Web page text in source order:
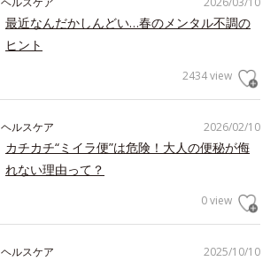
最近なんだかしんどい…春のメンタル不調の
ヒント
2434 view
2026/02/10
ヘルスケア
カチカチ“ミイラ便”は危険！大人の便秘が侮
れない理由って？
0 view
2025/10/10
ヘルスケア